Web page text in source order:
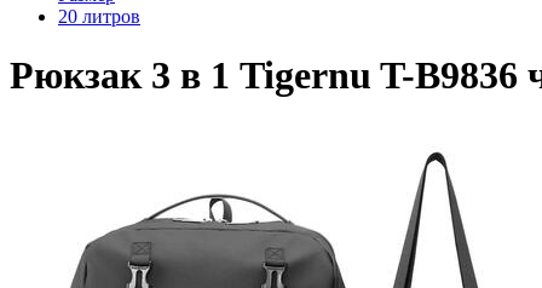
20 литров
Рюкзак 3 в 1 Tigernu T-B9836